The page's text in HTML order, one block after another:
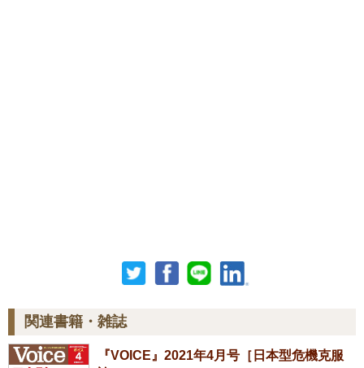
関連書籍・雑誌
『VOICE』2021年4月号［日本型危機克服